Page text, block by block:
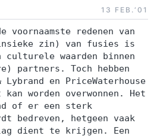
13 FEB.‘01
voornaamste redenen van
zin) van fusies is
culturele waarden binnen
partners. Toch hebben
en PriceWaterhouse
kan worden overwonnen. Het
of er een sterk
bedreven, hetgeen vaak
dient te krijgen. Een